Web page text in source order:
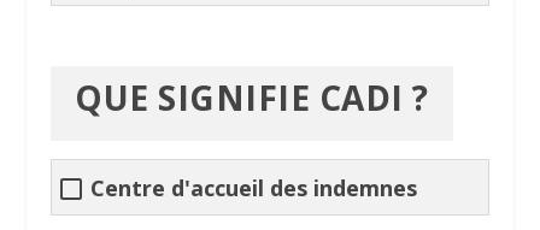
QUE SIGNIFIE CADI ?
Centre d'accueil des indemnes